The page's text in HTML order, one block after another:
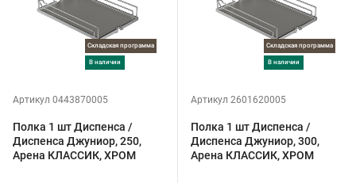
Складская программа
в наличии
Артикул 0443870005
Полка 1 шт Диспенса /
Диспенса Джуниор, 250,
Арена КЛАССИК, ХРОМ
Складская программа
в наличии
Артикул 2601620005
Полка 1 шт Диспенса /
Диспенса Джуниор, 300,
Арена КЛАССИК, ХРОМ